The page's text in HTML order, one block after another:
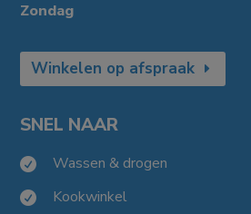
Zondag
Winkelen op afspraak
SNEL NAAR
 Wassen & drogen
 Kookwinkel